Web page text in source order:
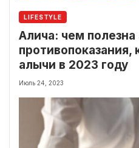
LIFESTYLE
Алича: чем полезна
противопоказания,
алычи в 2023 году
Июль 24, 2023